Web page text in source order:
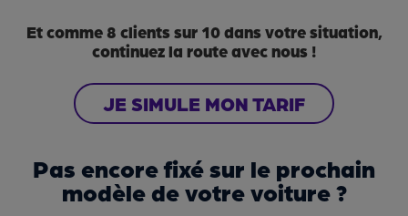
Et comme 8 clients sur 10 dans votre situation,
continuez la route avec nous !
JE SIMULE MON TARIF
Pas encore fixé sur le prochain
modèle de votre voiture ?